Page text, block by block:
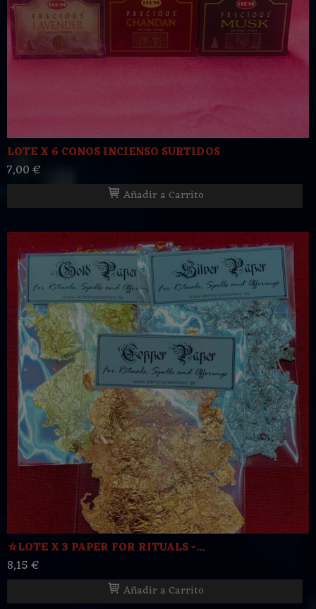
LOTE X 6 CONOS INCIENSO SURTIDOS
7,00 €
Añadir a Carrito
⛤LOTE X 3 PAPER FOR RITUALS -...
8,15 €
Añadir a Carrito